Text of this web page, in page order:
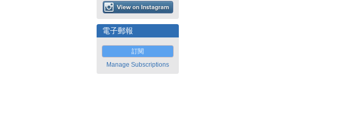
電子郵報
訂閱
Manage Subscriptions